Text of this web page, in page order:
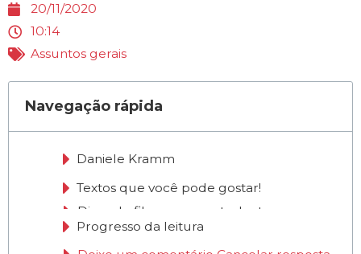
20/11/2020
10:14
Assuntos gerais
Navegação rápida
Daniele Kramm
Textos que você pode gostar!